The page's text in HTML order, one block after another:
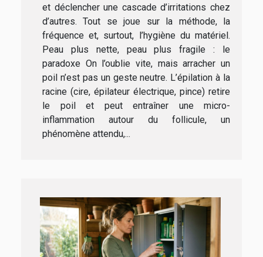
et déclencher une cascade d’irritations chez
d’autres. Tout se joue sur la méthode, la
fréquence et, surtout, l’hygiène du matériel.
Peau plus nette, peau plus fragile : le
paradoxe On l’oublie vite, mais arracher un
poil n’est pas un geste neutre. L’épilation à la
racine (cire, épilateur électrique, pince) retire
le poil et peut entraîner une micro-
inflammation autour du follicule, un
phénomène attendu,...